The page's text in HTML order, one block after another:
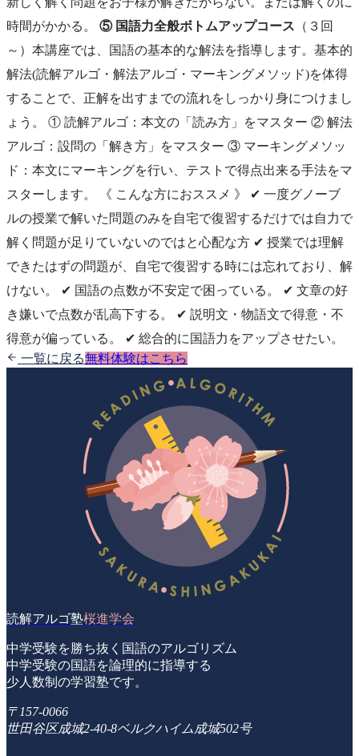
時間がかかる。 ⑤ 国語力全般ボトムアップコース （３回
～）本講座では、国語の基本的な解法を指導します。基本的
解法(読解アルゴ・解法アルゴ・マーキングメソッド)を体得
することで、正解を出すまでの流れをしっかり身につけまし
ょう。 ① 読解アルゴ：本文の「読み方」をマスター ② 解法
アルゴ：設問の「解き方」をマスター ③ マーキングメソッ
ド：本文にマーキングを行い、テストで得点出来る手法をマ
スターします。 《 こんな方におススメ 》 ✔︎ 一度グノーブ
ルの授業で解いた問題のみを自宅で復習するだけでは自力で
解く問題が足りていないのではと心配な方 ✔︎ 授業では理解
できたはずの問題が、自宅で復習する時には忘れており、解
けない。 ✔︎ 国語の点数が不安定で困っている。 ✔︎ 文章の好
き嫌いで点数が乱高下する。 ✔︎ 説明文・物語文で得意・不
得意が偏っている。 ✔︎ 総合的に国語力をアップさせたい。
一覧に戻る無料体験はこちら
読解アルゴ塾桜進学会
中学受験を勝ち抜く国語のアルゴリズム
中学受験の国語を論理的に指導する
少人数制の学習塾です。
〒157-0066
世田谷区成城2-40-8ベルクハイム成城502号